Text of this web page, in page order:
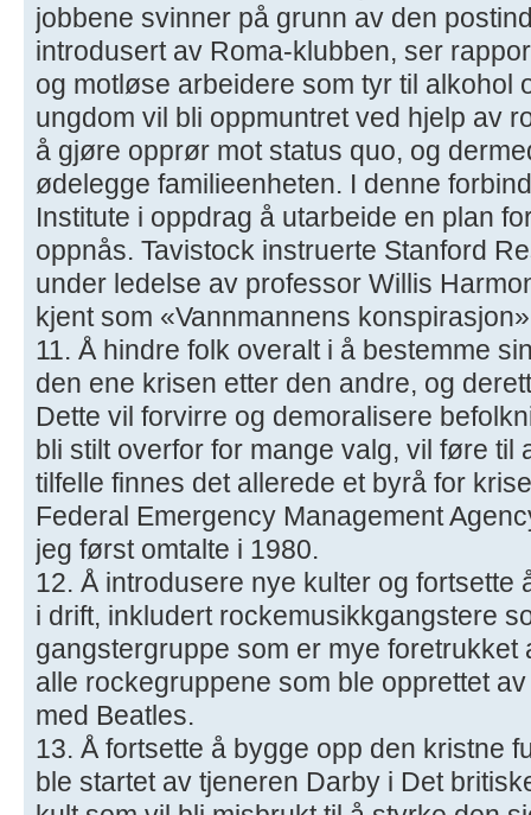
jobbene svinner på grunn av den
introdusert av Roma-klubben, ser
og motløse arbeidere som tyr til alkohol
ungdom vil bli oppmuntret ved hjelp av
å gjøre opprør mot status quo, og
ødelegge familieenheten. I denne
Institute i oppdrag å utarbeide en plan
oppnås. Tavistock instruerte Stanford
under ledelse av professor Willis
kjent som «Vannmannens
11. Å hindre folk overalt i å bestemme
den ene krisen etter den andre, og
Dette vil forvirre og demoralisere
bli stilt overfor for mange valg, vil føre til
tilfelle finnes det allerede et byrå for
Federal Emergency Management
jeg først omtalte i 1980.
12. Å introdusere nye kulter og fortsette
i drift, inkludert rockemusikkgangstere
gangstergruppe som er mye
alle rockegruppene som ble opprettet
med Beatles.
13. Å fortsette å bygge opp den kristne
ble startet av tjeneren Darby i Det